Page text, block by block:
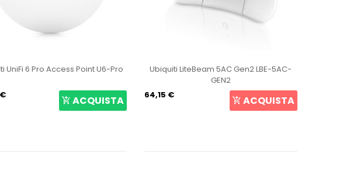
UniFi 6 Pro Access Point U6-Pro
ACQUISTA
Ubiquiti LiteBeam 5AC Gen2 LBE-5AC-
GEN2
64,15 €
ACQUISTA